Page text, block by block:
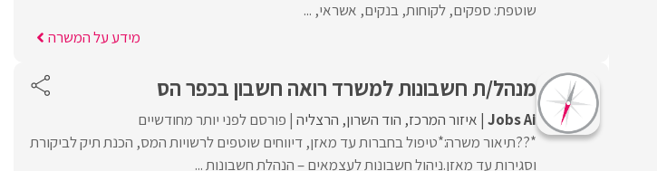
שוטפת: ספקים, לקוחות, בנקים, אשראי, ...
מידע על המשרה
מנהל/ת חשבונות למשרד רואה חשבון בכפר הס
Jobs Ai איזור המרכז הוד השרון הרצליה פורסם לפני יותר מחודשיים
*??תיאור משרה:*טיפול בחברות עד מאזן, דיווחים שוטפים לרשויות המס, הכנת תיק לביקורת
וסגירות עד מאזן.ניהול חשבונות לעצמאים – הנהלת חשבונות ...